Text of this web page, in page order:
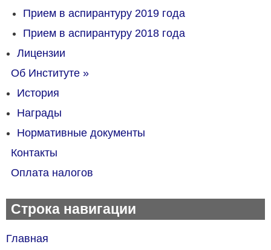
Прием в аспирантуру 2019 года
Прием в аспирантуру 2018 года
Лицензии
Об Институте »
История
Награды
Нормативные документы
Контакты
Оплата налогов
Строка навигации
Главная